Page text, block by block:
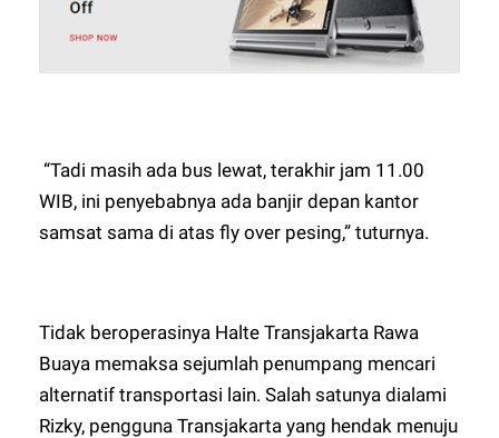
“Tadi masih ada bus lewat, terakhir jam 11.00
WIB, ini penyebabnya ada banjir depan kantor
samsat sama di atas fly over pesing,” tuturnya.
Tidak beroperasinya Halte Transjakarta Rawa
Buaya memaksa sejumlah penumpang mencari
alternatif transportasi lain. Salah satunya dialami
Rizky, pengguna Transjakarta yang hendak menuju